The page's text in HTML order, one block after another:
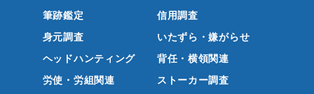
筆跡鑑定
信用調査
身元調査
いたずら・嫌がらせ
ヘッドハンティング
背任・横領関連
労使・労組関連
ストーカー調査